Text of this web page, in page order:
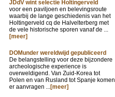
JDdV wint selectie Holtingerveld
voor een paviljoen en belevingsroute
waarbij de lange geschiedenis van het
Holtingerveld cq de Halvelterberg met
de vele historische sporen vanaf de ...
[meer]
DOMunder wereldwijd gepubliceerd
De belangstelling voor deze bijzondere
archeologische experience is
overweldigend. Van Zuid-Korea tot
Polen en van Rusland tot Spanje komen
er aanvragen ...[meer]